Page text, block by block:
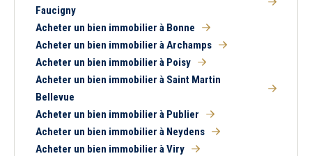
Faucigny
Acheter un bien immobilier à Bonne
Acheter un bien immobilier à Archamps
Acheter un bien immobilier à Poisy
Acheter un bien immobilier à Saint Martin
Bellevue
Acheter un bien immobilier à Publier
Acheter un bien immobilier à Neydens
Acheter un bien immobilier à Viry